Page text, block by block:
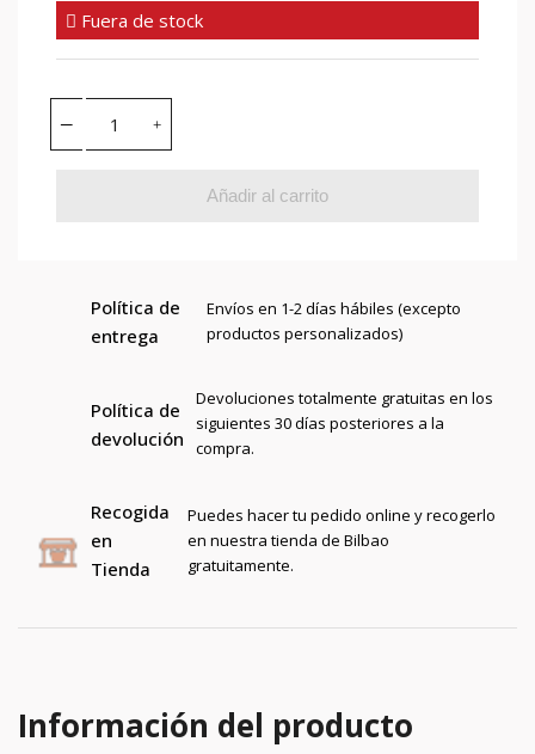
Fuera de stock
Añadir al carrito
Política de
entrega
Envíos en 1-2 días hábiles (excepto
productos personalizados)
Política de
devolución
Devoluciones totalmente gratuitas en los
siguientes 30 días posteriores a la
compra.
Recogida
en
Tienda
Puedes hacer tu pedido online y recogerlo
en nuestra tienda de Bilbao
gratuitamente.
Información del producto